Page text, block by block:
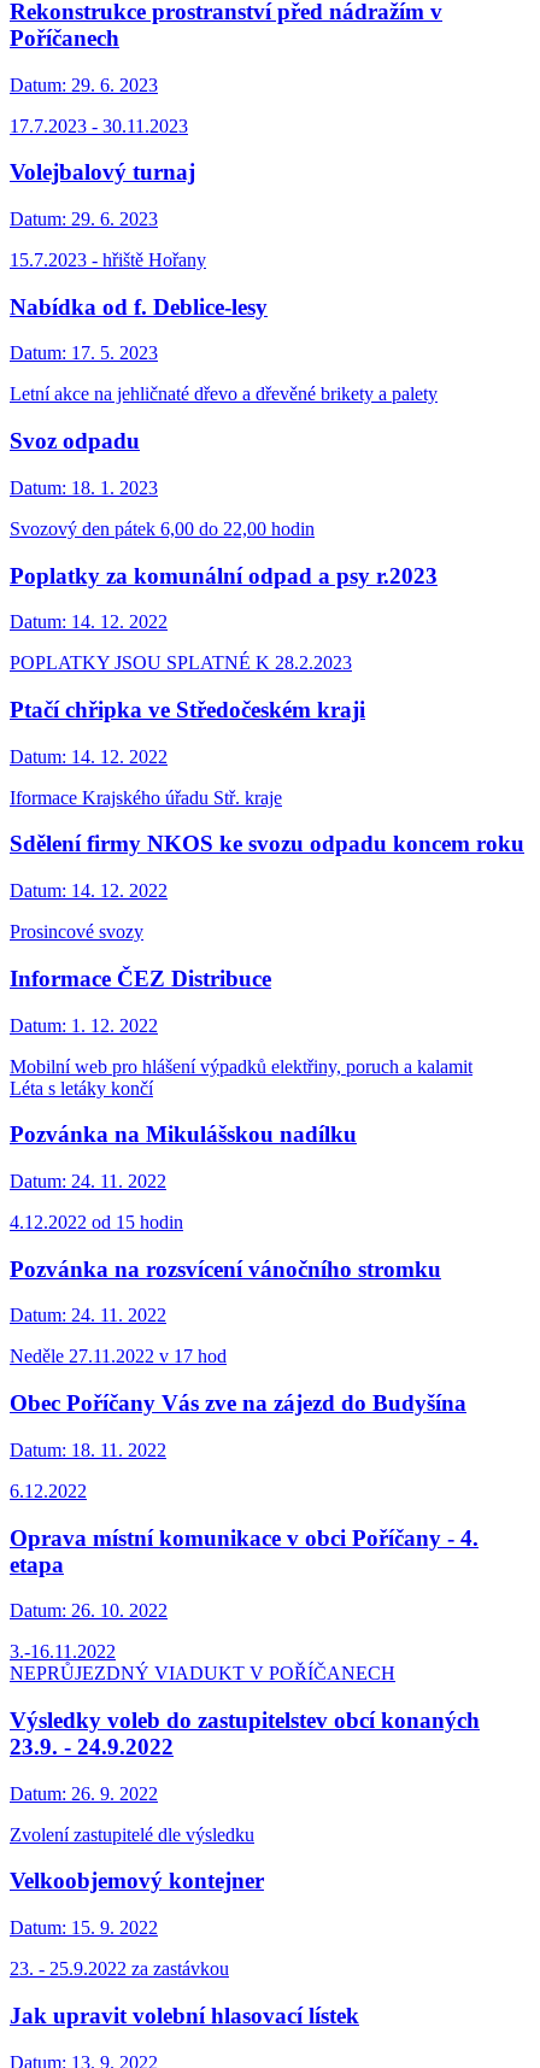
Rekonstrukce prostranství před nádražím v
Poříčanech
Datum: 29. 6. 2023
17.7.2023 - 30.11.2023
Volejbalový turnaj
Datum: 29. 6. 2023
15.7.2023 - hřiště Hořany
Nabídka od f. Deblice-lesy
Datum: 17. 5. 2023
Letní akce na jehličnaté dřevo a dřevěné brikety a palety
Svoz odpadu
Datum: 18. 1. 2023
Svozový den pátek 6,00 do 22,00 hodin
Poplatky za komunální odpad a psy r.2023
Datum: 14. 12. 2022
POPLATKY JSOU SPLATNÉ K 28.2.2023
Ptačí chřipka ve Středočeském kraji
Datum: 14. 12. 2022
Iformace Krajského úřadu Stř. kraje
Sdělení firmy NKOS ke svozu odpadu koncem roku
Datum: 14. 12. 2022
Prosincové svozy
Informace ČEZ Distribuce
Datum: 1. 12. 2022
Mobilní web pro hlášení výpadků elektřiny, poruch a kalamit
Léta s letáky končí
Pozvánka na Mikulášskou nadílku
Datum: 24. 11. 2022
4.12.2022 od 15 hodin
Pozvánka na rozsvícení vánočního stromku
Datum: 24. 11. 2022
Neděle 27.11.2022 v 17 hod
Obec Poříčany Vás zve na zájezd do Budyšína
Datum: 18. 11. 2022
6.12.2022
Oprava místní komunikace v obci Poříčany - 4.
etapa
Datum: 26. 10. 2022
3.-16.11.2022
NEPRŮJEZDNÝ VIADUKT V POŘÍČANECH
Výsledky voleb do zastupitelstev obcí konaných
23.9. - 24.9.2022
Datum: 26. 9. 2022
Zvolení zastupitelé dle výsledku
Velkoobjemový kontejner
Datum: 15. 9. 2022
23. - 25.9.2022 za zastávkou
Jak upravit volební hlasovací lístek
Datum: 13. 9. 2022